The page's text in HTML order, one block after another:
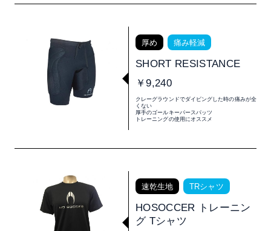
厚め 痛み軽減
SHORT RESISTANCE
￥9,240
クレーグラウンドでダイビングした時の痛みが全
くない
厚手のゴールキーパースパッツ
トレーニングの使用にオススメ
速乾生地 TRシャツ
HOSOCCER トレーニン
グ Tシャツ